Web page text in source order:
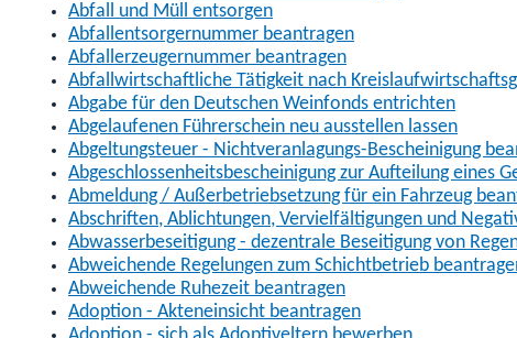
Abfall und Müll entsorgen
Abfallentsorgernummer beantragen
Abfallerzeugernummer beantragen
Abfallwirtschaftliche Tätigkeit nach
Abgabe für den Deutschen Weinfonds entrichten
Abgelaufenen Führerschein neu ausstellen lassen
Abgeltungsteuer - Nichtveranlagungs-Bescheinigung
Abgeschlossenheitsbescheinigung zur Aufteilung eines
Abmeldung / Außerbetriebsetzung für ein Fahrzeug
Abschriften, Ablichtungen, Vervielfältigungen und
Abwasserbeseitigung - dezentrale Beseitigung von
Abweichende Regelungen zum Schichtbetrieb
Abweichende Ruhezeit beantragen
Adoption - Akteneinsicht beantragen